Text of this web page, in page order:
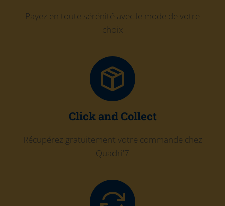
Payez en toute sérénité avec le mode de votre
choix
Click and Collect
Récupérez gratuitement votre commande chez
Quadri'7